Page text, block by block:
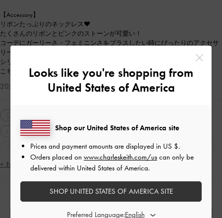
【Accessory】
リボンたっぷりのネックレス♥
たくさんのリボンとピンクのストーンが可愛い！
コーデにガーリーさ・フェミニンさをプラスしたい時にぴったりのアクセサ
リーです♪
シリーズのブレスレット・ピアスと合わせるのも◎
こちらもギフトにおすすめです🎁
2026-06-16 にアップロード
ハンドバッグ
財布・カードケース
ミニ財布
アクセサリー・小物
ネックレス カジュアル
ギフト
人気アイテム
トレンドアイテム
ジェンダーレス
ガーリー
シンプル・ベーシック
スポーティ
+ もっと見る
人気のコーディネート
Looks like you're shopping from
United States of America
Shop our United States of America site
Prices and payment amounts are displayed in US $.
Orders placed on www.charleskeith.com/us can only be
delivered within United States of America.
SHOP UNITED STATES OF AMERICA SITE
Preferred Language: